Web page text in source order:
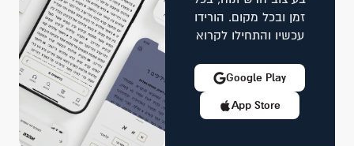
זמן ובכל מקום. הורידו
עכשיו והתחילו לקרוא
App Store
Google Play